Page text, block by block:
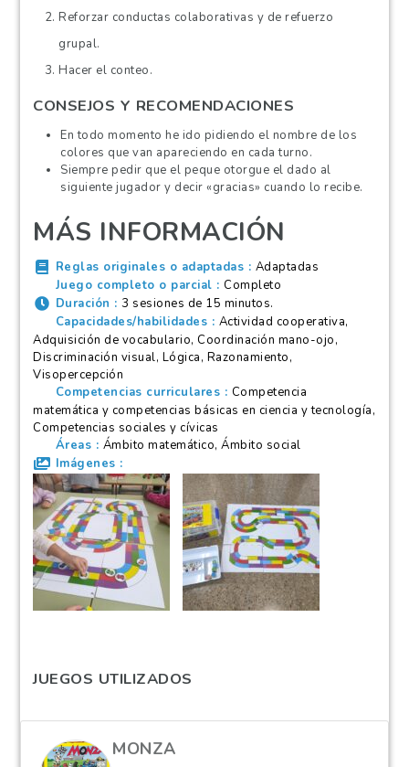
Reforzar conductas colaborativas y de refuerzo
grupal.
Hacer el conteo.
CONSEJOS Y RECOMENDACIONES
En todo momento he ido pidiendo el nombre de los
colores que van apareciendo en cada turno.
Siempre pedir que el peque otorgue el dado al
siguiente jugador y decir «gracias» cuando lo recibe.
MÁS INFORMACIÓN
Reglas originales o adaptadas
Adaptadas
Juego completo o parcial
Completo
Duración
3 sesiones de 15 minutos.
Capacidades/habilidades
Actividad cooperativa,
Adquisición de vocabulario, Coordinación mano-ojo,
Discriminación visual, Lógica, Razonamiento,
Visopercepción
Competencias curriculares
Competencia
matemática y competencias básicas en ciencia y tecnología,
Competencias sociales y cívicas
Áreas
Ámbito matemático, Ámbito social
Imágenes
JUEGOS UTILIZADOS
MONZA